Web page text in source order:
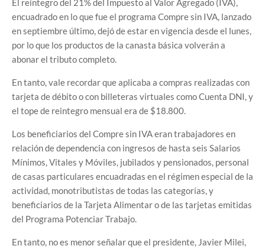
El reintegro del 21% del Impuesto al Valor Agregado (IVA),
encuadrado en lo que fue el programa Compre sin IVA, lanzado
en septiembre último, dejó de estar en vigencia desde el lunes,
por lo que los productos de la canasta básica volverán a
abonar el tributo completo.
En tanto, vale recordar que aplicaba a compras realizadas con
tarjeta de débito o con billeteras virtuales como Cuenta DNI, y
el tope de reintegro mensual era de $18.800.
Los beneficiarios del Compre sin IVA eran trabajadores en
relación de dependencia con ingresos de hasta seis Salarios
Mínimos, Vitales y Móviles, jubilados y pensionados, personal
de casas particulares encuadradas en el régimen especial de la
actividad, monotributistas de todas las categorías, y
beneficiarios de la Tarjeta Alimentar o de las tarjetas emitidas
del Programa Potenciar Trabajo.
En tanto, no es menor señalar que el presidente, Javier Milei,